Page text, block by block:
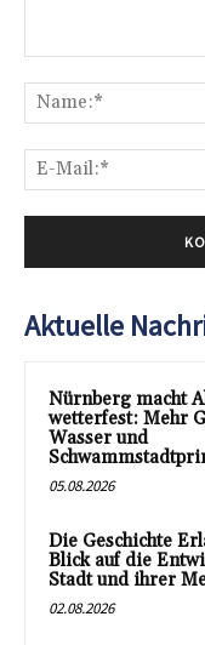
Aktuelle
Nürnberg macht
wetterfest: Mehr
Wasser und
05.08.2026
Die Geschichte
Blick auf die
Stadt und ihrer
02.08.2026